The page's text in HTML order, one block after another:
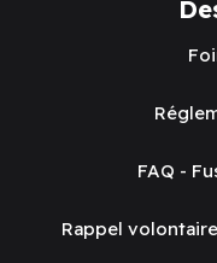
FAQ -
Rappel